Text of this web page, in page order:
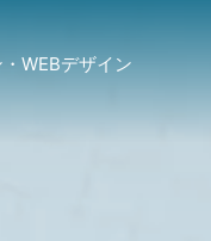
WEBデザイン